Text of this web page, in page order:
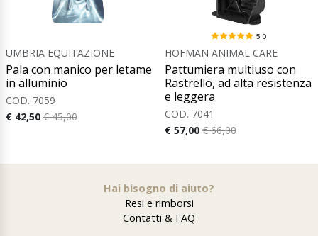
UMBRIA EQUITAZIONE
Pala con manico per letame
in alluminio
COD. 7059
€ 42,50 € 45,00
5.0
HOFMAN ANIMAL CARE
Pattumiera multiuso con
Rastrello, ad alta resistenza
e leggera
COD. 7041
€ 57,00 € 66,00
Hai bisogno di aiuto?
Resi e rimborsi
Contatti & FAQ